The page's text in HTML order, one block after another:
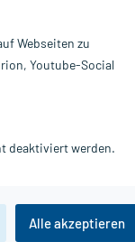
Ingelheim
Webseiten zu
Youtube-Social
deaktiviert werden.
Alle akzeptieren